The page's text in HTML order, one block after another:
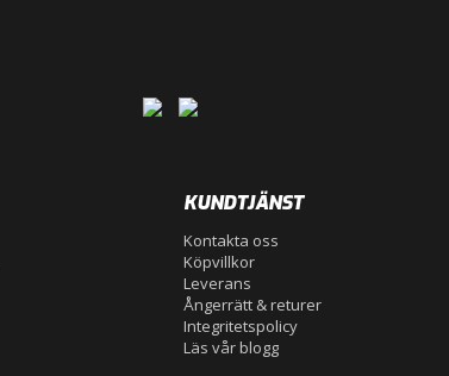
KUNDTJÄNST
Kontakta oss
Köpvillkor
Leverans
Ångerrätt & returer
Integritetspolicy
Läs vår blogg